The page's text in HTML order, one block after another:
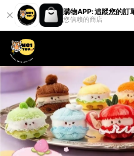
購物APP: 追蹤您的訂
您信賴的商店